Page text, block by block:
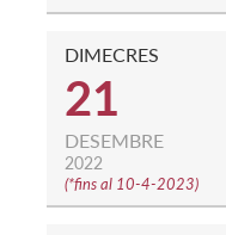
DIMECRES
21
DESEMBRE
2022
(*fins al 10-4-2023)